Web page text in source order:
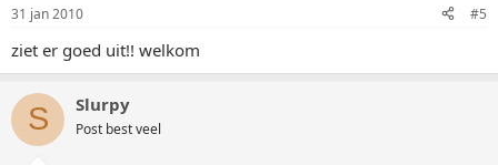
31 jan 2010 #5
ziet er goed uit!! welkom
S Slurpy
Post best veel